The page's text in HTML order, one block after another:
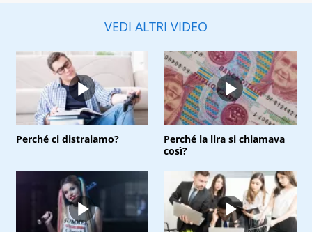
VEDI ALTRI VIDEO
Perché ci distraiamo?
Perché la lira si chiamava
così?